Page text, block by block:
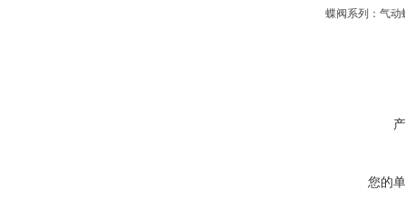
蝶阀系列：气动蝶
您的